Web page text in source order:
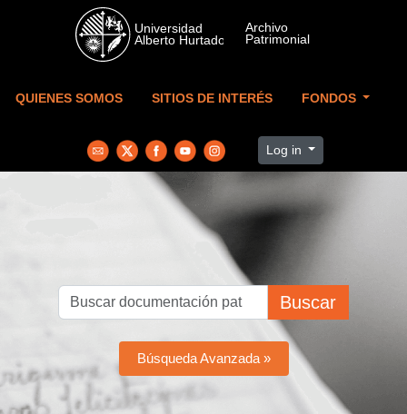
Skip to main content
QUIENES SOMOS SITIOS DE INTERÉS FONDOS
Log in
Buscar
Búsqueda Avanzada »